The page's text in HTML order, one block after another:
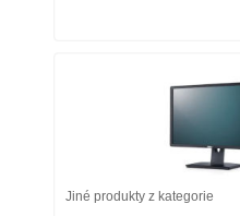
Jiné produkty z kategorie